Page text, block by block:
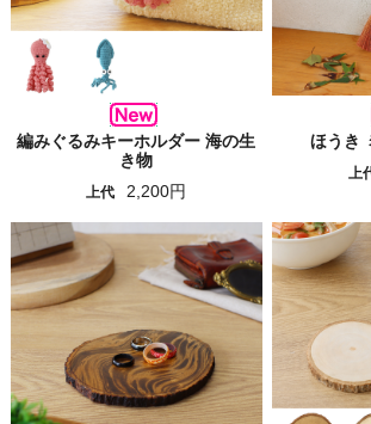
編みぐるみキーホルダー 海の生
き物
上代 2,200円
ほうき
上